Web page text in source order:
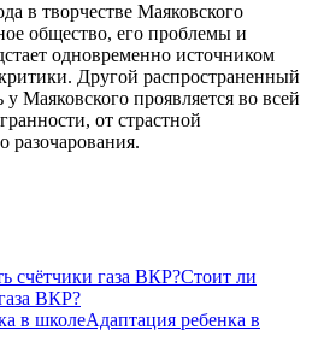
в творчестве Маяковского
общество, его проблемы и
одновременно источником
Другой распространенный
проявляется во всей
от страстной
разочарования.
Стоит ли
ВКР?
Адаптация ребенка в